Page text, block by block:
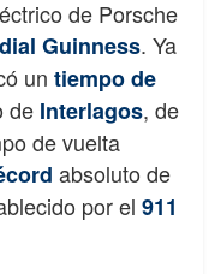
de Porsche
Guinness. Ya
un tiempo de
de Interlagos, de
de vuelta
absoluto de
por el 911